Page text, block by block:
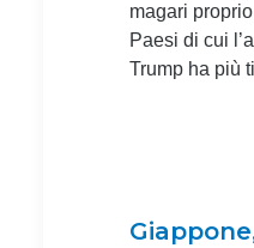
magari
Paesi di cui
Trump ha più